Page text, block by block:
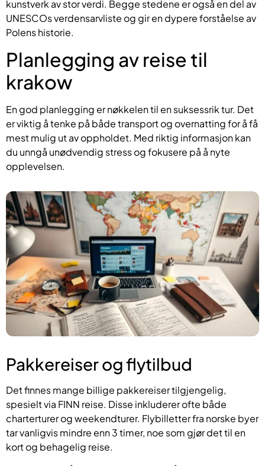
kunstverk av stor verdi. Begge stedene er også en del av
UNESCOs verdensarvliste og gir en dypere forståelse av
Polens historie.
Planlegging av reise til
krakow
En god planlegging er nøkkelen til en suksessrik tur. Det
er viktig å tenke på både transport og overnatting for å få
mest mulig ut av oppholdet. Med riktig informasjon kan
du unngå unødvendig stress og fokusere på å nyte
opplevelsen.
Pakkereiser og flytilbud
Det finnes mange billige pakkereiser tilgjengelig,
spesielt via FINN reise. Disse inkluderer ofte både
charterturer og weekendturer. Flybilletter fra norske byer
tar vanligvis mindre enn 3 timer, noe som gjør det til en
kort og behagelig reise.